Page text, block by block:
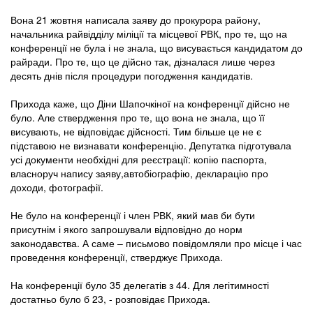
Вона 21 жовтня написала заяву до прокурора району,
начальника райвідділу міліції та місцевої РВК, про те, що на
конференції не була і не знала, що висувається кандидатом до
райради. Про те, що це дійсно так, дізналася лише через
десять днів після процедури погодження кандидатів.
Прихода каже, що Діни Шапочкіної на конференції дійсно не
було. Але ствердження про те, що вона не знала, що її
висувають, не відповідає дійсності. Тим більше це не є
підставою не визнавати конференцію. Депутатка підготувала
усі документи необхідні для реєстрації: копію паспорта,
власноруч напису заяву,автобіографію, декларацію про
доходи, фотографії.
Не було на конференції і член РВК, який мав би бути
присутнім і якого запрошували відповідно до норм
законодавства. А саме – письмово повідомляли про місце і час
проведення конференції, стверджує Прихода.
На конференції було 35 делегатів з 44. Для легітимності
достатньо було б 23, - розповідає Прихода.